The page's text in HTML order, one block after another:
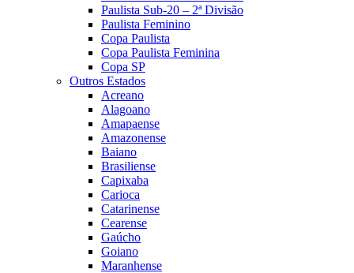
Paulista Sub-20 – 2ª Divisão
Paulista Feminino
Copa Paulista
Copa Paulista Feminina
Copa SP
Outros Estados
Acreano
Alagoano
Amapaense
Amazonense
Baiano
Brasiliense
Capixaba
Carioca
Catarinense
Cearense
Gaúcho
Goiano
Maranhense